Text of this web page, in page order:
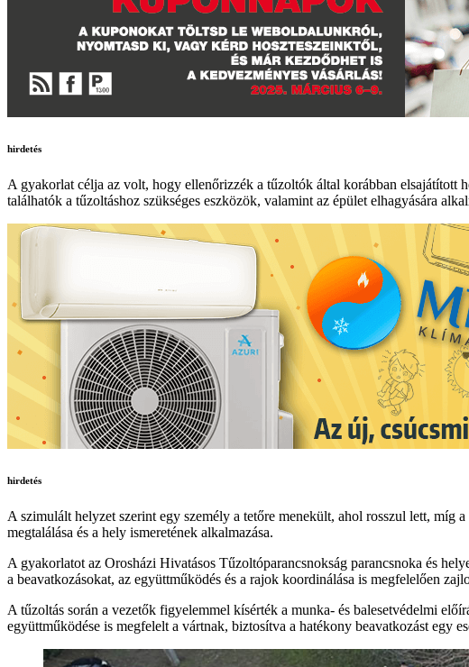
hirdetés
A gyakorlat célja az volt, hogy ellenőrizzék a tűzoltók által korábban elsajátított
találhatók a tűzoltáshoz szükséges eszközök, valamint az épület elhagyására
hirdetés
A szimulált helyzet szerint egy személy a tetőre menekült, ahol rosszul lett, míg
megtalálása és a hely ismeretének alkalmazása.
A gyakorlatot az Orosházi Hivatásos Tűzoltóparancsnokság parancsnoka és
a beavatkozásokat, az együttműködés és a rajok koordinálása is megfelelően
A tűzoltás során a vezetők figyelemmel kísérték a munka- és balesetvédelmi
együttműködése is megfelelt a vártnak, biztosítva a hatékony beavatkozást egy